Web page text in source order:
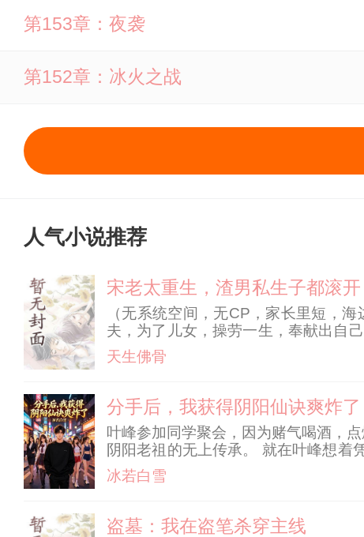
第153章：夜袭
第152章：冰火之战
人气小说推荐
宋老太重生，渣男私生子都滚开
（无系统空间，无CP，家长里短，
夫，为了儿女，操劳一生，奉献出自
诛心的真相被揭开。 原来她疼爱了
下，她点燃瓦斯，和所有人
天生佛骨
分手后，我获得阴阳仙诀爽炸了
叶峰参加同学聚会，因为赌气喝酒，
阴阳老祖的无上传承。 就在叶峰想着
的幻想彻底破灭后，叶峰水泥封心，
者。
冰若白雪
盗墓：我在盗笔杀穿主线